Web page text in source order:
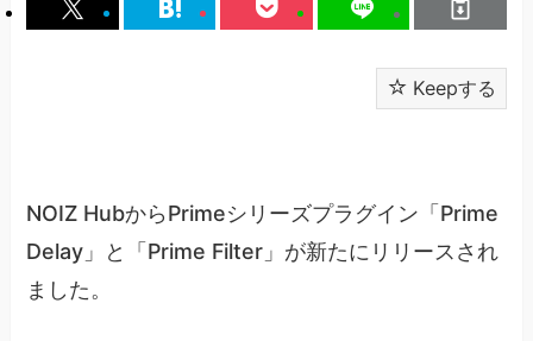
Keepする
NOIZ HubからPrimeシリーズプラグイン「Prime
Delay」と「Prime Filter」が新たにリリースされ
ました。